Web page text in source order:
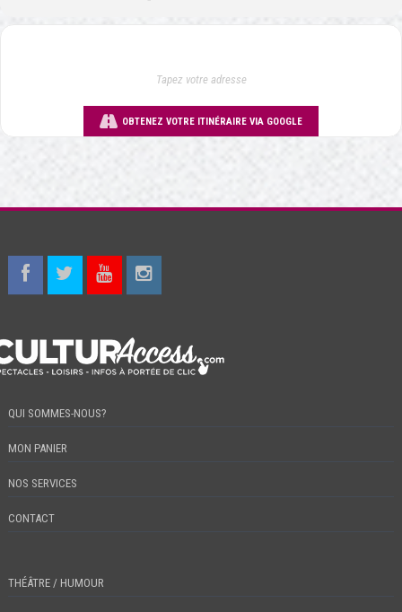
OBTENEZ VOTRE ITINÉRAIRE VIA GOOGLE
QUI SOMMES-NOUS?
MON PANIER
NOS SERVICES
CONTACT
THÉÂTRE / HUMOUR